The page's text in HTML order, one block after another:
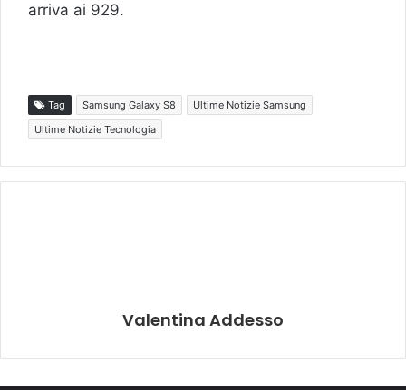
arriva ai 929.
Tag Samsung Galaxy S8
Ultime Notizie Samsung
Ultime Notizie Tecnologia
Valentina Addesso